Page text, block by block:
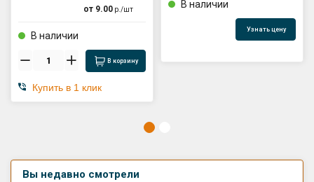
от 9.00 р./шт
В наличии
В корзину
Купить в 1 клик
В наличии
Узнать цену
Вы недавно смотрели